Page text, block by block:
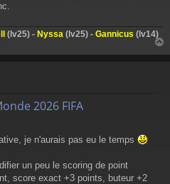
(lv25) - Nyssa (lv25) - Gannicus (lv14)
a
2026 FIFA
je n'aurais pas eu le temps
un peu le scoring de point
score exact +3 points, buteur +2